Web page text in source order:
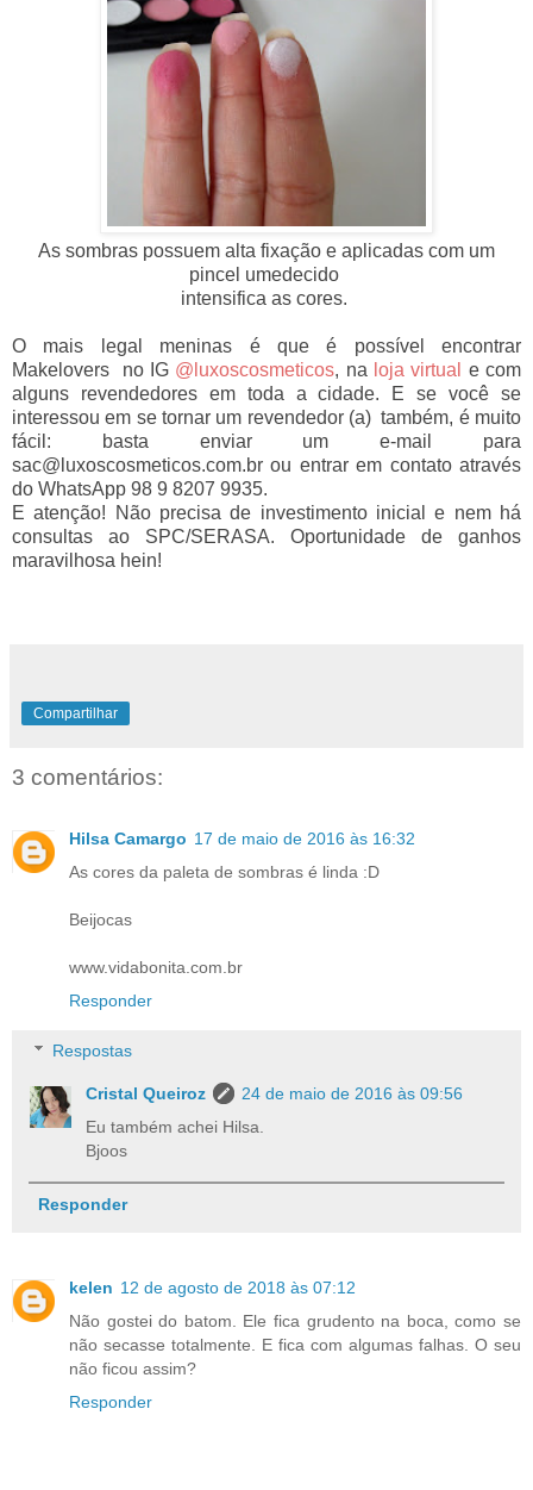
As sombras possuem alta fixação e aplicadas com um
pincel umedecido
intensifica as cores.
O mais legal meninas é que é possível encontrar
Makelovers no IG @luxoscosmeticos, na loja virtual
e com
alguns revendedores em toda a cidade. E se você se
interessou em se tornar um revendedor (a) também, é muito
fácil: basta enviar um e-mail para
sac@luxoscosmeticos.com.br ou entrar em contato através
do WhatsApp 98 9 8207 9935.
E atenção! Não precisa de investimento inicial e nem há
consultas ao SPC/SERASA. Oportunidade de ganhos
maravilhosa hein!
Compartilhar
3 comentários:
Hilsa Camargo 17 de maio de 2016 às 16:32
As cores da paleta de sombras é linda :D
Beijocas
www.vidabonita.com.br
Responder
Respostas
Cristal Queiroz
24 de maio de 2016 às 09:56
Eu também achei Hilsa.
Bjoos
Responder
kelen 12 de agosto de 2018 às 07:12
Não gostei do batom. Ele fica grudento na boca, como se
não secasse totalmente. E fica com algumas falhas. O seu
não ficou assim?
Responder